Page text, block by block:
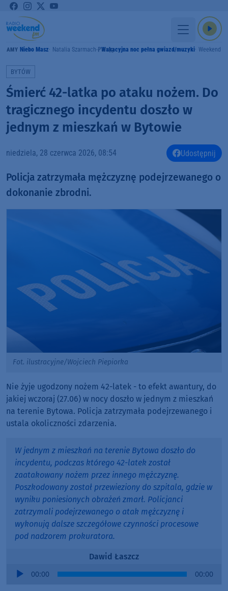
Niebo Masz Natalia Szarmach-PstrągWakacyjna noc pełna gwiazd/muzyki Weekend
BYTÓW
Śmierć 42-latka po ataku nożem. Do
tragicznego incydentu doszło w
jednym z mieszkań w Bytowie
niedziela, 28 czerwca 2026, 08:54 Udostępnij
Policja zatrzymała mężczyznę podejrzewanego o
dokonanie zbrodni.
Fot. ilustracyjne/Wojciech Piepiorka
Nie żyje ugodzony nożem 42-latek - to efekt awantury, do
jakiej wczoraj (27.06) w nocy doszło w jednym z mieszkań
na terenie Bytowa. Policja zatrzymała podejrzewanego i
ustala okoliczności zdarzenia.
W jednym z mieszkań na terenie Bytowa doszło do
incydentu, podczas którego 42-latek został
zaatakowany nożem przez innego mężczyznę.
Poszkodowany został przewieziony do szpitala, gdzie w
wyniku poniesionych obrażeń zmarł. Policjanci
zatrzymali podejrzewanego o atak mężczyznę i
wykonują dalsze szczegółowe czynności procesowe
pod nadzorem prokuratora.
Dawid Łaszcz
Audio
00:00 00:00